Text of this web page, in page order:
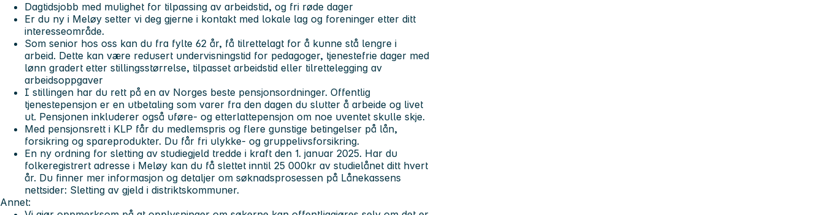
Dagtidsjobb med mulighet for tilpassing av arbeidstid, og fri røde dager
Er du ny i Meløy setter vi deg gjerne i kontakt med lokale lag og foreninger etter ditt
interesseområde.
Som senior hos oss kan du fra fylte 62 år, få tilrettelagt for å kunne stå lengre i
arbeid. Dette kan være redusert undervisningstid for pedagoger, tjenestefrie dager med
lønn gradert etter stillingsstørrelse, tilpasset arbeidstid eller tilrettelegging av
arbeidsoppgaver
I stillingen har du rett på en av Norges beste pensjonsordninger. Offentlig
tjenestepensjon er en utbetaling som varer fra den dagen du slutter å arbeide og livet
ut. Pensjonen inkluderer også uføre- og etterlattepensjon om noe uventet skulle skje.
Med pensjonsrett i KLP får du medlemspris og flere gunstige betingelser på lån,
forsikring og spareprodukter. Du får fri ulykke- og gruppelivsforsikring.
En ny ordning for sletting av studiegjeld tredde i kraft den 1. januar 2025. Har du
folkeregistrert adresse i Meløy kan du få slettet inntil 25 000kr av studielånet ditt hvert
år. Du finner mer informasjon og detaljer om søknadsprosessen på Lånekassens
nettsider: Sletting av gjeld i distriktskommuner.
Annet: